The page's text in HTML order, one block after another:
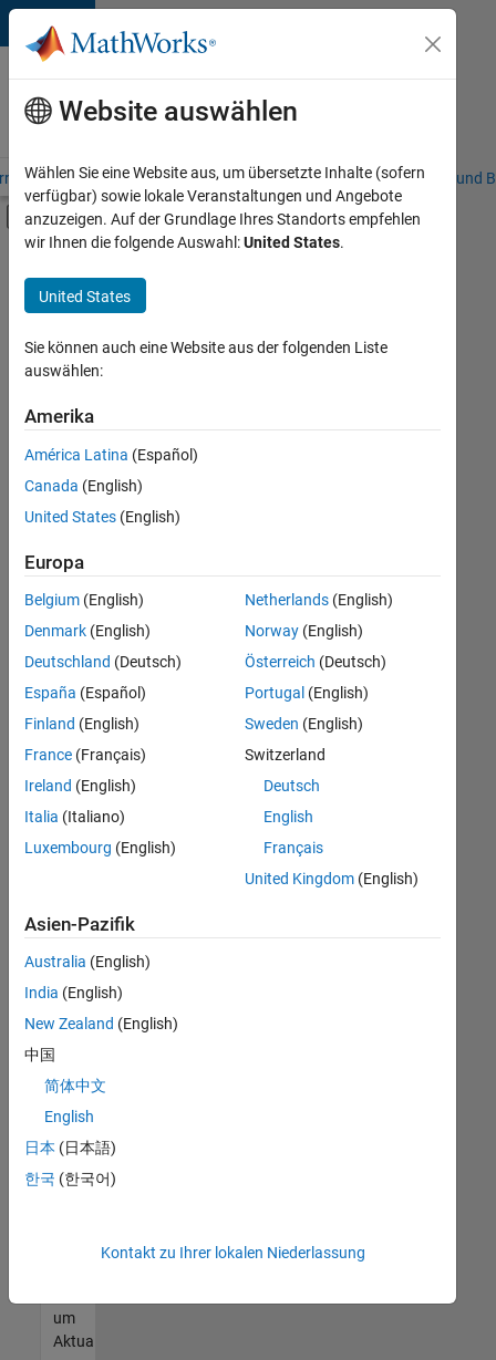
Weiter zum Inhalt
Karriere
bei
MathWorks
– Übersicht Stellensuche Niederlassungen Studierende und
Umschaltung für Off-Canvas-
Hauptinhalt
Customer Support
Sales Operations
Finance and Operations
+2
Derzeit
es
keine
offenen
Stellen,
Ihren
Suchkriterien
entsprechen.
können
die
Suchkriterien
weiter
fassen
oder
alle
Stellenangebote
anzeigen .
noch
keine
offenen
Stellen
können,
die
Ihren
entsprechen,
werden
unseres
um
Aktualisierungen
Website auswählen
Wählen Sie eine Website aus, um übersetzte Inhalte (sofern
verfügbar) sowie lokale Veranstaltungen und Angebote
anzuzeigen. Auf der Grundlage Ihres Standorts empfehlen
wir Ihnen die folgende Auswahl:United States.
United States
Sie können auch eine Website aus der folgenden Liste
auswählen:
Amerika
América Latina (Español)
Canada (English)
United States (English)
Europa
Belgium (English)
Denmark (English)
Deutschland (Deutsch)
España (Español)
Finland (English)
France (Français)
Ireland (English)
Italia (Italiano)
Luxembourg (English)
Netherlands(English)
Norway(English)
Österreich (Deutsch)
Portugal (English)
Sweden (English)
Switzerland
Deutsch
English
Français
United Kingdom(English)
Asien-Pazifik
Australia (English)
India (English)
New Zealand (English)
中国
简体中文
English
日本 (日本語)
한국 (한국어)
Kontakt zu Ihrer lokalen Niederlassung